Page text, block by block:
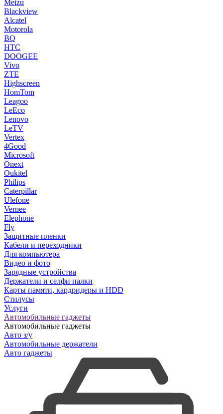
Meizu
Blackview
Alcatel
Motorola
BQ
HTC
DOOGEE
Vivo
ZTE
Highscreen
HomTom
Leagoo
LeEco
Lenovo
LeTV
Vertex
4Good
Microsoft
Onext
Oukitel
Philips
Caterpillar
Ulefone
Vernee
Elephone
Fly
Защитные пленки
Кабели и переходники
Для компьютера
Видео и фото
Зарядные устройства
Держатели и селфи палки
Карты памяти, кардридеры и HDD
Стилусы
Услуги
Автомобильные гаджеты
Автомобильные гаджеты
Авто з/у
Автомобильные держатели
Авто гаджеты